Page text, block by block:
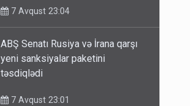
7 Avqust 23:04
ABŞ Senatı Rusiya və İrana qarşı
yeni sanksiyalar paketini
təsdiqlədi
7 Avqust 23:01